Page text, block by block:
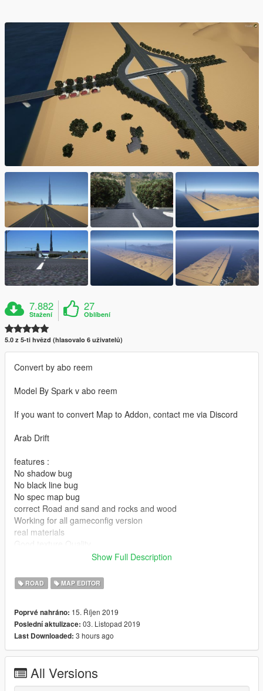
7.882
Stažení
27
Oblíbení
5.0 z 5-ti hvězd (hlasovalo 6 uživatelů)
Convert by abo reem
Model By Spark v abo reem
If you want to convert Map to Addon, contact me via Discord
Arab Drift
features :
No shadow bug
No black line bug
No spec map bug
correct Road and sand and rocks and wood
Working for all gameconfig version
real materials
Good quality for Convert
and more features ...
Install for SinglePlayer & FIVE M
To change the image file draws to the ytd file using OpenVi .
Start up OPEN-IV (EDIT MODE) then go to
Update/x64/dlcpacks/mpstunt/dlc.rpf/x64/levels/gta5/props/mp_
Show Full Description
ROAD MAP EDITOR
Poprvé nahráno: 15. Říjen 2019
Poslední aktulizace: 03. Listopad 2019
Last Downloaded: 3 hours ago
All Versions